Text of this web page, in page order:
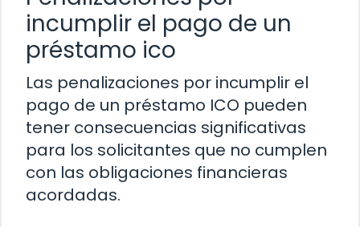
incumplir el pago de un
préstamo ico
Las penalizaciones por incumplir el
pago de un préstamo ICO pueden
tener consecuencias significativas
para los solicitantes que no cumplen
con las obligaciones financieras
acordadas.